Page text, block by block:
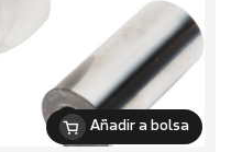
Añadir a bolsa